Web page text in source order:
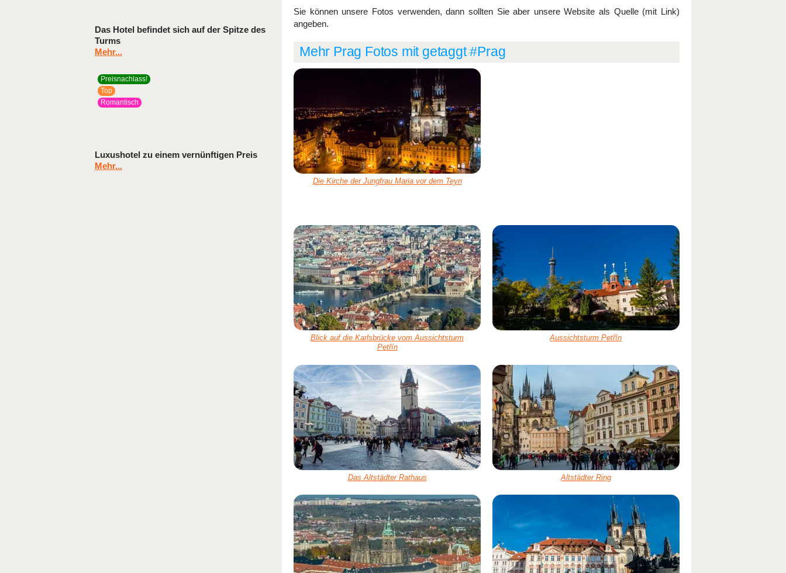
Sie können unsere Fotos verwenden, dann sollten Sie aber unsere Website als Quelle (mit Link)
angeben.
Mehr Prag Fotos mit getaggt #Prag
Die Kirche der Jungfrau Maria vor dem Teyn
Blick auf die Karlsbrücke vom Aussichtsturm
Petřín
Aussichtsturm Petřín
Das Altstädter Rathaus Altstädter Ring
Das Hotel befindet sich auf der Spitze des
Turms
Mehr...
Preisnachlass!
Top
Romantisch
Luxushotel zu einem vernünftigen Preis
Mehr...